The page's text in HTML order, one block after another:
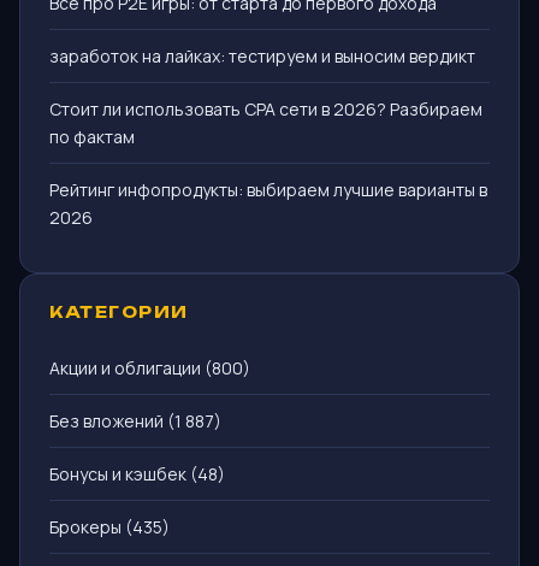
заработок на лайках: тестируем и выносим вердикт
Стоит ли использовать CPA сети в 2026? Разбираем
по фактам
Рейтинг инфопродукты: выбираем лучшие варианты в
2026
КАТЕГОРИИ
Акции и облигации (800)
Без вложений (1 887)
Бонусы и кэшбек (48)
Брокеры (435)